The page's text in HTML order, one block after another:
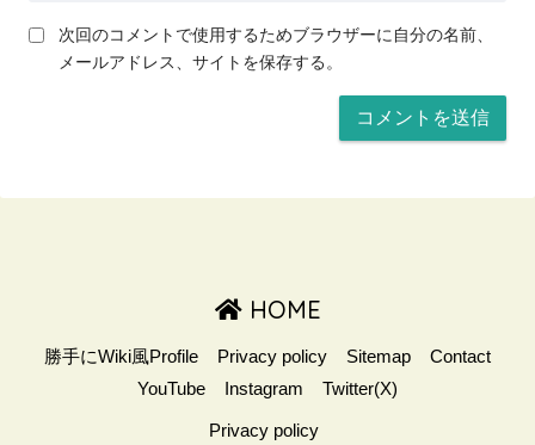
次回のコメントで使用するためブラウザーに自分の名前、
メールアドレス、サイトを保存する。
HOME
勝手にWiki風Profile Privacy policy Sitemap
Contact
YouTube
Instagram Twitter(X)
Privacy policy